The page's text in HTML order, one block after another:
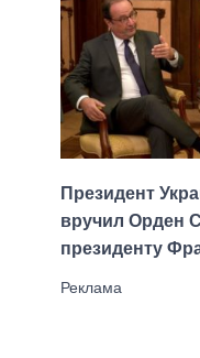
Президент
вручил Орден
президенту